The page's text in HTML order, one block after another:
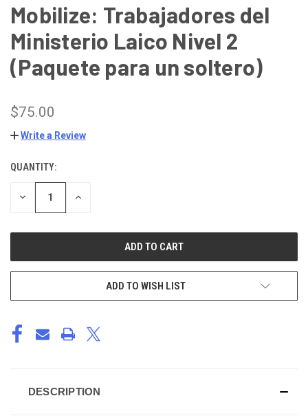
Mobilize: Trabajadores del
Ministerio Laico Nivel 2
(Paquete para un soltero)
$75.00
Write a Review
CURRENT
STOCK:
QUANTITY:
DECREASE INCREASE
ADD TO WISH LIST
DESCRIPTION